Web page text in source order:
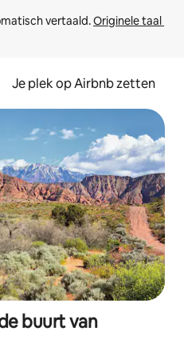
vertaald. Originele taal
Je plek op Airbnb zetten
buurt van